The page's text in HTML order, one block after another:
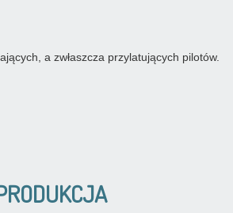
a zwłaszcza przylatujących pilotów.